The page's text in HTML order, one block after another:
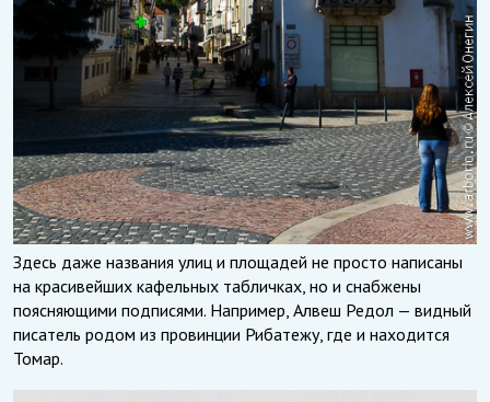
Здесь даже названия улиц и площадей не просто написаны
на красивейших кафельных табличках, но и снабжены
поясняющими подписями. Например, Алвеш Редол — видный
писатель родом из провинции Рибатежу, где и находится
Томар.